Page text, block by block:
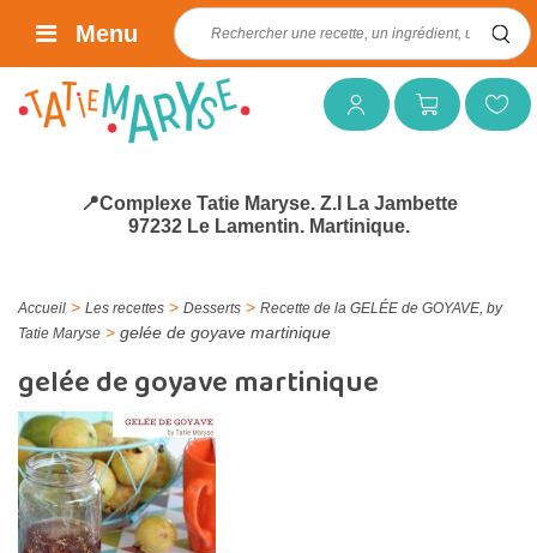
Mon compteMon panierMes favoris
Rechercher :
Menu
📍Complexe Tatie Maryse. Z.I La Jambette
97232 Le Lamentin. Martinique.
Accueil > Les recettes > Desserts > Recette de la GELÉE de GOYAVE, by
Tatie Maryse > gelée de goyave martinique
gelée de goyave martinique